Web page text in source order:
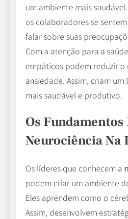
um ambiente mais
os colaboradores se
falar sobre suas
Com a atenção para a
empáticos podem reduzir o
ansiedade. Assim, criam
mais saudável e produtivo.
Os Fundamentos
Neurociência Na
Os líderes que conhecem a
podem criar um ambiente
Eles aprendem como o
Assim, desenvolvem